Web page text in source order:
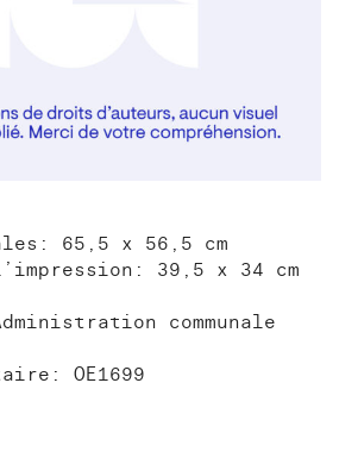
65,5 x 56,5 cm
39,5 x 34 cm
communale
OE1699